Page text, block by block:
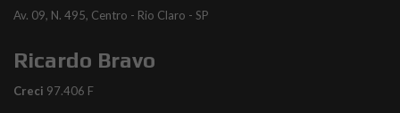
Av. 09, N. 495, Centro - Rio Claro - SP
Ricardo Bravo
Creci 97.406 F